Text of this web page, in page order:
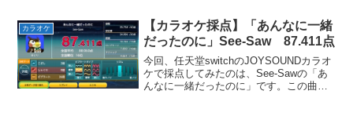
気に入りのパートは「空～白だらぁ↑
け」...
カラオケ
【カラオケ採点】「あんなに一緒
だったのに」See-Saw 87.411点
今回、任天堂switchのJOYSOUNDカラオ
ケで採点してみたのは、See-Sawの「あ
んなに一緒だったのに」です。この曲は